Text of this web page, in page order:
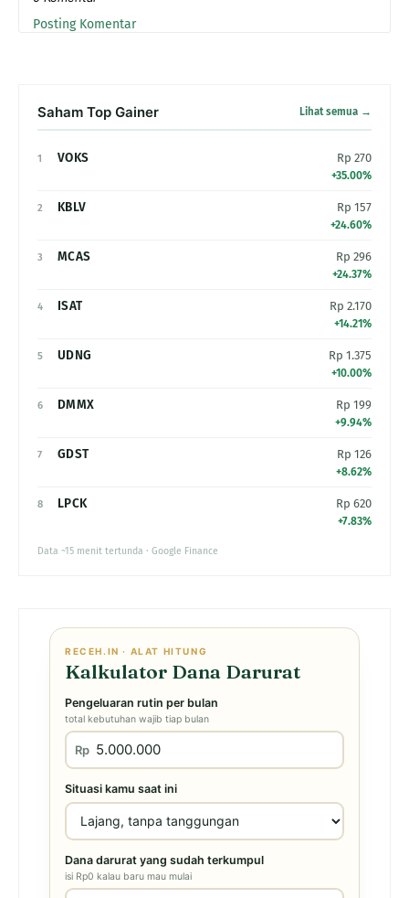
Posting Komentar
Saham Top Gainer Lihat semua →
1 VOKS Rp 270
+35.00%
2 KBLV Rp 157
+24.60%
3 MCAS Rp 296
+24.37%
4 ISAT Rp 2.170
+14.21%
5 UDNG Rp 1.375
+10.00%
6 DMMX Rp 199
+9.94%
7 GDST Rp 126
+8.62%
8 LPCK Rp 620
+7.83%
Data ~15 menit tertunda · Google Finance
RECEH.IN · ALAT HITUNG
Kalkulator Dana Darurat
Pengeluaran rutin per bulan
total kebutuhan wajib tiap bulan
Rp
Situasi kamu saat ini
Dana darurat yang sudah terkumpul
isi Rp0 kalau baru mau mulai